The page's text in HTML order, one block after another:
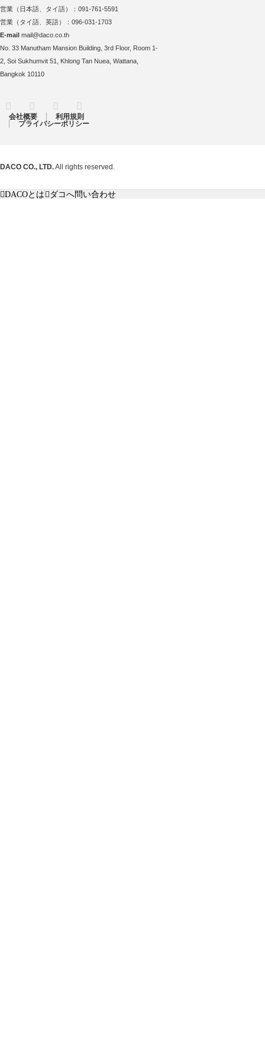
営業（日本語、タイ語）：091-761-5591
営業（タイ語、英語）：096-031-1703
E-mail mail@daco.co.th
No. 33 Manutham Mansion Building, 3rd Floor, Room 1-
2, Soi Sukhumvit 51, Khlong Tan Nuea, Wattana,
Bangkok 10110
Twitter FacebookInstagram
会社概要
利用規則
プライバシーポリシー
DACO CO., LTD.All rights reserved.
DACOとは ダコへ問い合わせ